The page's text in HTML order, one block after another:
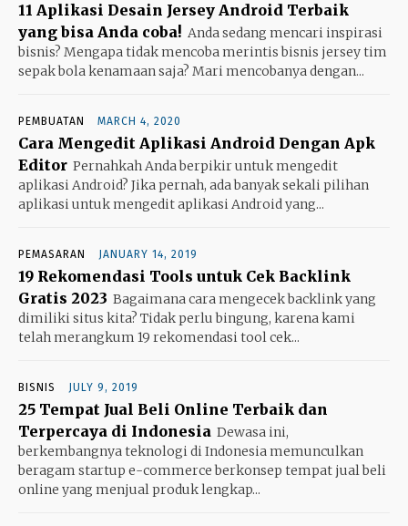
11 Aplikasi Desain Jersey Android Terbaik
yang bisa Anda coba! Anda sedang mencari inspirasi
bisnis? Mengapa tidak mencoba merintis bisnis jersey tim
sepak bola kenamaan saja? Mari mencobanya dengan...
PEMBUATAN MARCH 4, 2020
Cara Mengedit Aplikasi Android Dengan Apk
Editor Pernahkah Anda berpikir untuk mengedit
aplikasi Android? Jika pernah, ada banyak sekali pilihan
aplikasi untuk mengedit aplikasi Android yang...
PEMASARAN JANUARY 14, 2019
19 Rekomendasi Tools untuk Cek Backlink
Gratis 2023 Bagaimana cara mengecek backlink yang
dimiliki situs kita? Tidak perlu bingung, karena kami
telah merangkum 19 rekomendasi tool cek...
BISNIS JULY 9, 2019
25 Tempat Jual Beli Online Terbaik dan
Terpercaya di Indonesia Dewasa ini,
berkembangnya teknologi di Indonesia memunculkan
beragam startup e-commerce berkonsep tempat jual beli
online yang menjual produk lengkap...